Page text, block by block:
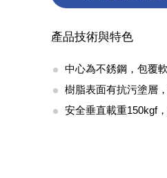
產品技術與特色
中心為不銹鋼，包覆
樹脂表面有抗污塗層
安全垂直載重150kgf